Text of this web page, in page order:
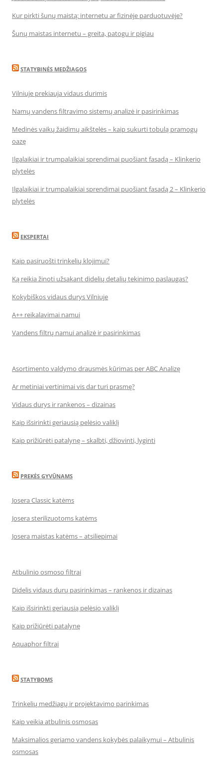
Kur pirkti šunų maistą: internetu ar fizinėje parduotuvėje?
Šunų maistas internetu – greita, patogu ir pigiau
STATYBINĖS MEDŽIAGOS
Vilniuje prekiauja vidaus durimis
Namų vandens filtravimo sistemų analizė ir pasirinkimas
Medinės vaikų žaidimų aikštelės – kaip sukurti tobulą pramogų
oazę
Ilgalaikiai ir trumpalaikiai sprendimai puošiant fasadą – Klinkerio
plytelės
Ilgalaikiai ir trumpalaikiai sprendimai puošiant fasadą 2 – Klinkerio
plytelės
EKSPERTAI
Kaip pasiruošti trinkelių klojimui?
Ką reikia žinoti užsakant didelių detalių tekinimo paslaugas?
Kokybiškos vidaus durys Vilniuje
A++ reikalavimai namui
Vandens filtrų namui analizė ir pasirinkimas
Asortimento valdymo drausmės kūrimas per ABC Analizę
Ar metiniai vertinimai vis dar turi prasmę?
Vidaus durys ir rankenos – dizainas
Kaip išsirinkti geriausią pelėsio valiklį
Kaip prižiūrėti patalynę – skalbti, džiovinti, lyginti
PREKĖS GYVŪNAMS
Josera Classic katėms
Josera sterilizuotoms katėms
Josera maistas katėms – atsiliepimai
Atbulinio osmoso filtrai
Didelis vidaus durų pasirinkimas – rankenos ir dizainas
Kaip išsirinkti geriausią pelėsio valiklį
Kaip prižiūrėti patalynę
Aquaphor filtrai
STATYBOMS
Trinkelių medžiagų ir projektavimo parinkimas
Kaip veikia atbulinis osmosas
Maksimalios geriamo vandens kokybės palaikymui – Atbulinis
osmosas